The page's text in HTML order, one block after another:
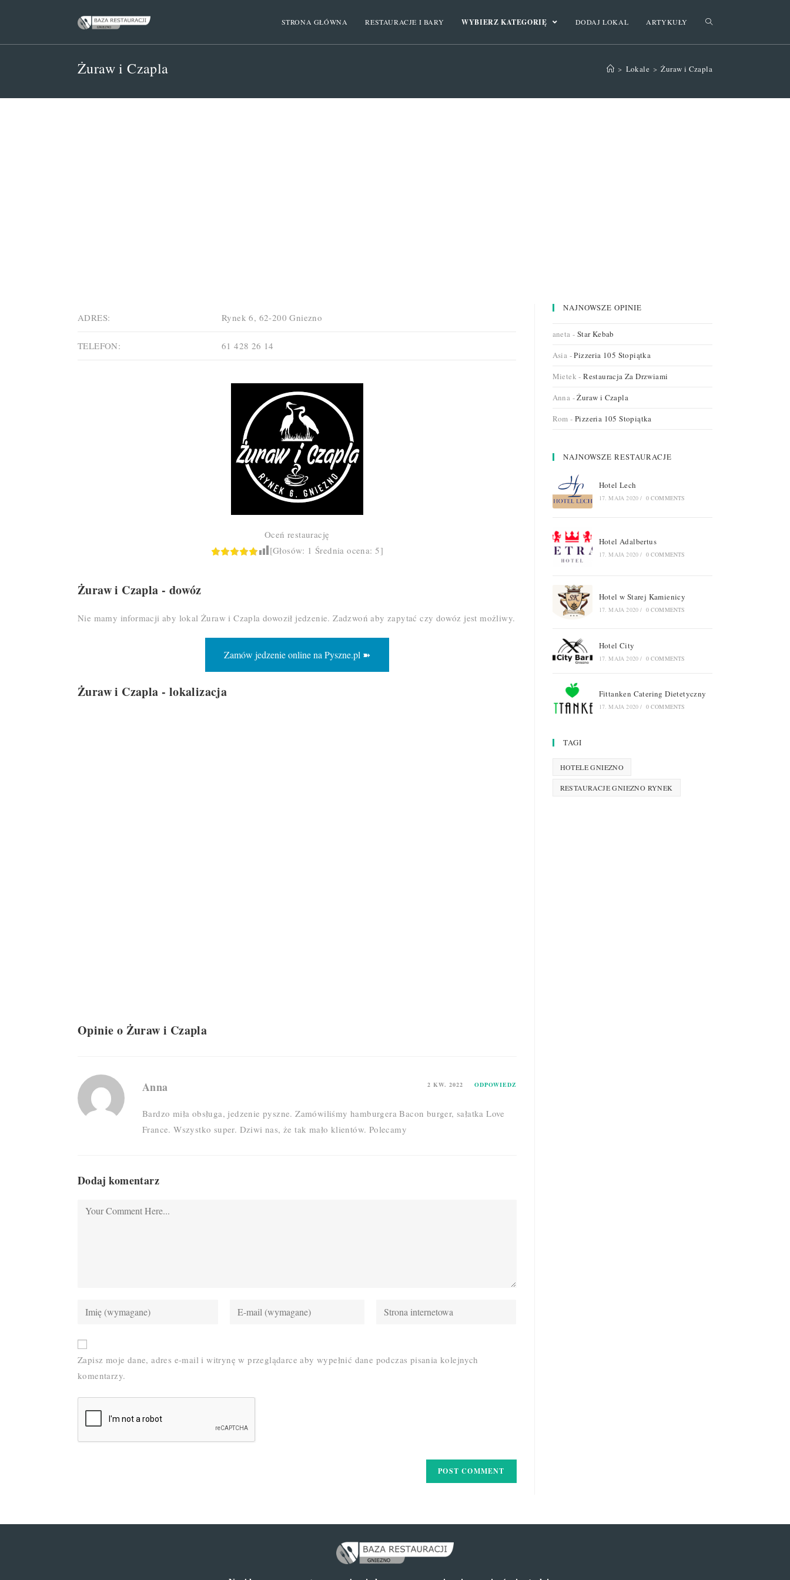
STRONA GŁÓWNA RESTAURACJE I BARY WYBIERZ KATEGORIĘ DODAJ LOKAL ARTYKUŁY
Żuraw i Czapla > Lokale > Żuraw i Czapla
ADRES: Rynek 6, 62-200 Gniezno
TELEFON: 61 428 26 14
Oceń restaurację
[Głosów: 1 Średnia ocena:5]
Żuraw i Czapla - dowóz
Nie mamy informacji aby lokal Żuraw i Czapla dowoził jedzenie. Zadzwoń aby zapytać czy dowóz jest możliwy.
Zamów jedzenie online na Pyszne.pl ➽
Żuraw i Czapla - lokalizacja
Opinie o Żuraw i Czapla
Anna 2 KW. 2022 ODPOWIEDZ
Bardzo miła obsługa, jedzenie pyszne. Zamówiliśmy hamburgera Bacon burger, sałatka Love
France. Wszystko super. Dziwi nas, że tak mało klientów. Polecamy
Dodaj komentarz
Comment
Enter
name
or
username
Enter
Enter
URL
Zapisz moje dane, adres e-mail i witrynę w przeglądarce aby wypełnić dane podczas pisania kolejnych
komentarzy.
NAJNOWSZE OPINIE
aneta - Star Kebab
Asia -Pizzeria 105 Stopiątka
Mietek -Restauracja Za Drzwiami
Anna -Żuraw i Czapla
Rom -Pizzeria 105 Stopiątka
NAJNOWSZE RESTAURACJE
Hotel Lech
17. MAJA 2020 / 0 COMMENTS
Hotel Adalbertus
17. MAJA 2020 / 0 COMMENTS
Hotel w Starej Kamienicy
17. MAJA 2020 / 0 COMMENTS
Hotel City
17. MAJA 2020 / 0 COMMENTS
Fittanken Catering Dietetyczny
17. MAJA 2020 / 0 COMMENTS
TAGI
HOTELE GNIEZNO
RESTAURACJE GNIEZNO RYNEK